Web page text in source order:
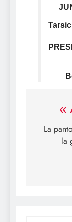
de
La
la